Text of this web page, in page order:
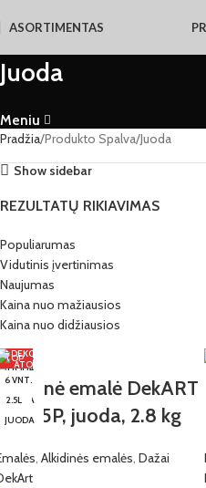
ASORTIMENTAS
Juoda
Meniu
Pradžia Produkto Spalva Juoda
Show sidebar
REZULTATŲ RIKIAVIMAS
Populiarumas
Vidutinis įvertinimas
Naujumas
Kaina nuo mažiausios
Kaina nuo didžiausios
JUODA
2.8 KG
emalė DekART
115P, juoda, 2.8 kg
, Alkidinės emalės, Dažai
JUODA
JUODA
0.3 KG
JUODA
2.8 KG
JUODA
6 VNT.
2.5L
JUODA
TOP
JUODA
0.5L
6 VNT.
2.5L
JUODA